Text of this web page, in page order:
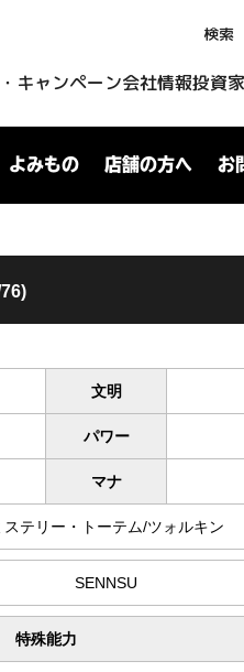
検索
キャンペーン会社情報投資
よみもの 店舗の方へ お
文明
パワー
マナ
ステリー・トーテム/ツォルキン
SENNSU
特殊能力